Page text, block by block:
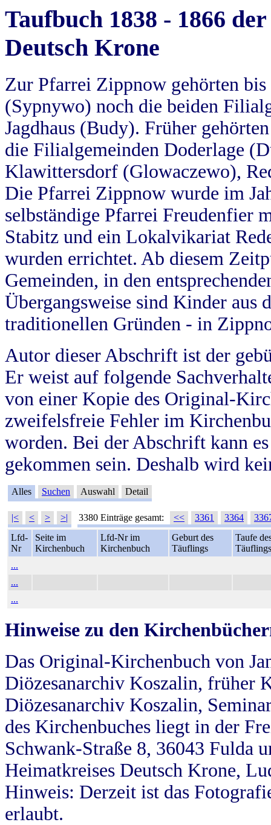
Taufbuch 1838 - 1866
Deutsch Krone
Zur Pfarrei Zippnow gehörten
(Sypnywo) noch die beiden
Jagdhaus (Budy). Früher
die Filialgemeinden Doderlage
Klawittersdorf (Glowaczewo),
Die Pfarrei Zippnow wurde im
selbständige Pfarrei Freudenfier
Stabitz und ein Lokalvikariat
wurden errichtet. Ab diesem
Gemeinden, in den
Übergangsweise sind Kinder aus
traditionellen Gründen - in
Autor dieser Abschrift ist der
Er weist auf folgende
von einer Kopie des Original-
zweifelsfreie Fehler im
worden. Bei der Abschrift kann
gekommen sein. Deshalb wird
Alles Suchen Auswahl Detail
|< < > >| 3380 Einträge gesamt: << 3361 3364
Lfd-
Nr
Seite im
Kirchenbuch
Lfd-Nr im
Kirchenbuch
Geburt des
Täuflings
Taufe
Täuflings
...
...
...
Hinweise zu den
Das Original-Kirchenbuch von
Diözesanarchiv Koszalin, früher
Diözesanarchiv Koszalin,
des Kirchenbuches liegt in der
Schwank-Straße 8, 36043 Fulda
Heimatkreises Deutsch Krone,
Hinweis: Derzeit ist das
erlaubt.